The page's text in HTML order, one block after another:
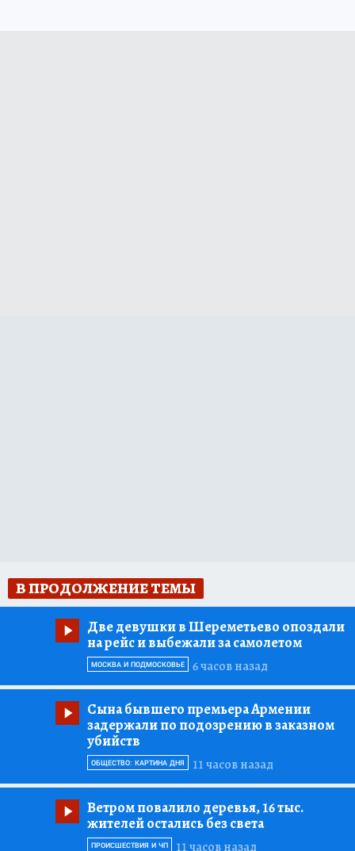
В ПРОДОЛЖЕНИЕ ТЕМЫ
Две девушки в Шереметьево опоздали
на рейс и выбежали за самолетом
6 часов назад
МОСКВА И ПОДМОСКОВЬЕ
Сына бывшего премьера Армении
задержали по подозрению в заказном
убийств
11 часов назад
ОБЩЕСТВО: КАРТИНА ДНЯ
Ветром повалило деревья, 16 тыс.
жителей остались без света
11 часов назад
ПРОИСШЕСТВИЯ И ЧП